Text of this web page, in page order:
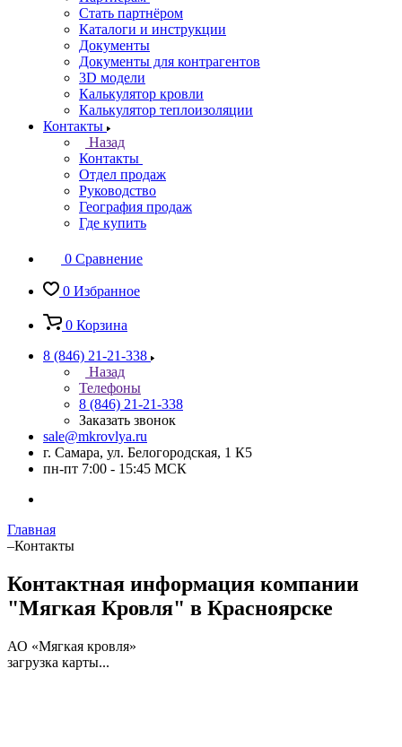
Стать партнёром
Каталоги и инструкции
Документы
Документы для контрагентов
3D модели
Калькулятор кровли
Калькулятор теплоизоляции
Контакты
Назад
Контакты
Отдел продаж
Руководство
География продаж
Где купить
0 Сравнение
0 Избранное
0 Корзина
8 (846) 21-21-338
Назад
Телефоны
8 (846) 21-21-338
Заказать звонок
sale@mkrovlya.ru
г. Самара, ул. Белогородская, 1 К5
пн-пт 7:00 - 15:45 МСК
Главная
–Контакты
Контактная информация компании
"Мягкая Кровля" в Красноярске
АО «Мягкая кровля»
загрузка карты...